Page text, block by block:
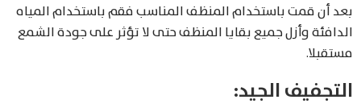
بعد أن قمت باستخدام المنظف المناسب فقم باستخدام المياه
الدافئة وأزل جميع بقايا المنظف حتى لا تؤثر على جودة الشمع
مستقبلا.
التجفيف الجيد: